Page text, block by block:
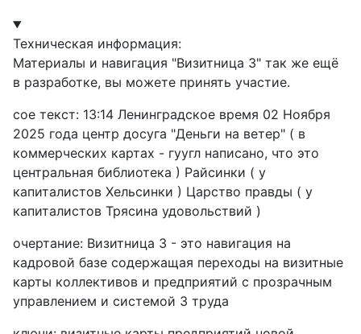
Техническая информация:
Материалы и навигация "Визитница 3" так же ещё
в разработке, вы можете принять участие.
сое текст: 13:14 Ленинградское время 02 Ноября
2025 года центр досуга "Деньги на ветер" ( в
коммерческих картах - гуугл написано, что это
центральная библиотека ) Райсинки ( у
капиталистов Хельсинки ) Царство правды ( у
капиталистов Трясина удовольствий )
очертание: Визитница 3 - это навигация на
кадровой базе содержащая переходы на визитные
карты коллективов и предприятий с прозрачным
управлением и системой 3 труда